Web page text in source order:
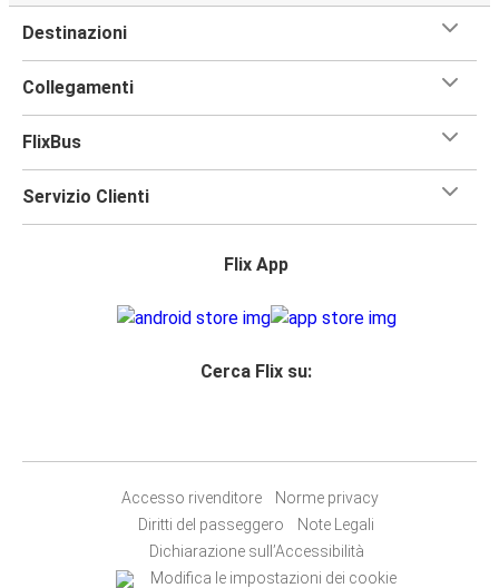
Destinazioni
Collegamenti
FlixBus
Servizio Clienti
Flix App
Cerca Flix su:
Accesso rivenditore
Norme privacy
Diritti del passeggero
Note Legali
Dichiarazione sull’Accessibilità
Modifica le impostazioni dei cookie